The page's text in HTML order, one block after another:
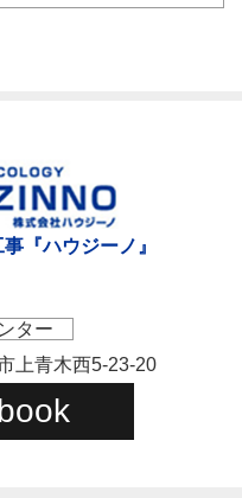
『ハウジーノ』
ター
上青木西5-23-20